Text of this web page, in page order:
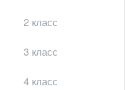
2 класс
3 класс
4 класс